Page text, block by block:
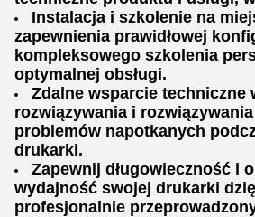
Instalacja i szkolenie na
zapewnienia prawidłowej
kompleksowego szkolenia
optymalnej obsługi.
Zdalne wsparcie techniczne
rozwiązywania i
problemów napotkanych
drukarki.
Zapewnij długowieczność i
wydajność swojej drukarki
profesjonalnie